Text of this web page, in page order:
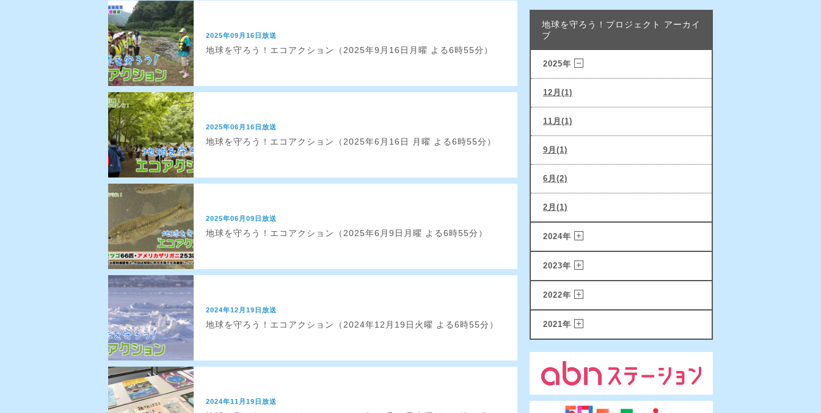
2025年09月16日放送
地球を守ろう！エコアクション（2025年9月16日月曜 よる6時55分）
2025年06月16日放送
地球を守ろう！エコアクション（2025年6月16日 月曜 よる6時55分）
2025年06月09日放送
地球を守ろう！エコアクション（2025年6月9日月曜 よる6時55分）
2024年12月19日放送
地球を守ろう！エコアクション（2024年12月19日火曜 よる6時55分）
2024年11月19日放送
地球を守ろう！プロジェクト アーカイ
ブ
2025年
12月(1)
11月(1)
9月(1)
6月(2)
2月(1)
2024年
2023年
2022年
2021年